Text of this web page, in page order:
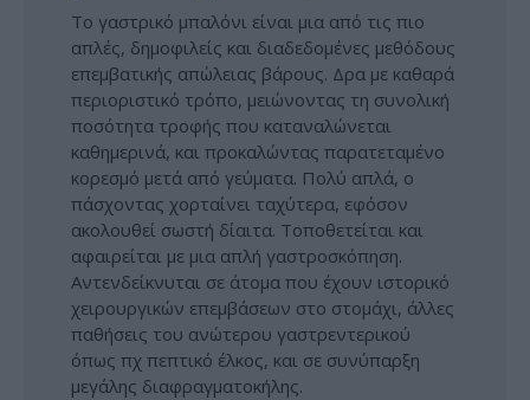
Το γαστρικό μπαλόνι είναι μια από τις πιο
απλές, δημοφιλείς και διαδεδομένες μεθόδους
επεμβατικής απώλειας βάρους. Δρα με καθαρά
περιοριστικό τρόπο, μειώνοντας τη συνολική
ποσότητα τροφής που καταναλώνεται
καθημερινά, και προκαλώντας παρατεταμένο
κορεσμό μετά από γεύματα. Πολύ απλά, ο
πάσχοντας χορταίνει ταχύτερα, εφόσον
ακολουθεί σωστή δίαιτα. Τοποθετείται και
αφαιρείται με μια απλή γαστροσκόπηση.
Αντενδείκνυται σε άτομα που έχουν ιστορικό
χειρουργικών επεμβάσεων στο στομάχι, άλλες
παθήσεις του ανώτερου γαστρεντερικού
όπως πχ πεπτικό έλκος, και σε συνύπαρξη
μεγάλης διαφραγματοκήλης.